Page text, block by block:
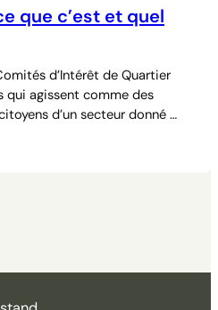
que c’est et quel
d’Intérêt de Quartier
qui agissent comme des
d’un secteur donné et
métropolitaines. Leur but